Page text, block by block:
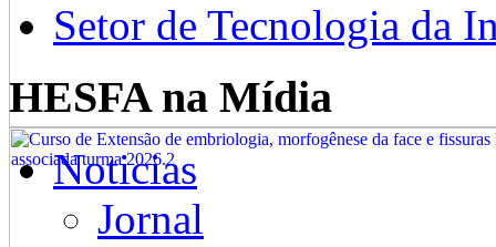
Setor de Tecnologia da
HESFA na Mídia
Noticias
Jornal